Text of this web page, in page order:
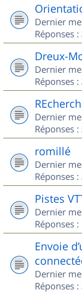
Dernier
Réponses :
Dreux-
Dernier
Réponses :
Dernier
Réponses :
romillé
Dernier
Réponses :
Pistes
Dernier
Réponses :
Envoie
Dernier
Réponses :